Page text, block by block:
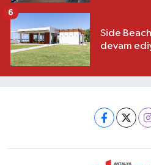
Side
devam
6